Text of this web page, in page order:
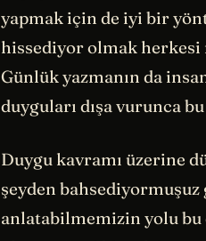
yapmak için de iyi bir
hissediyor olmak
Günlük yazmanın da
duyguları dışa vurunca
Duygu kavramı üzerine
şeyden
anlatabilmemizin yolu